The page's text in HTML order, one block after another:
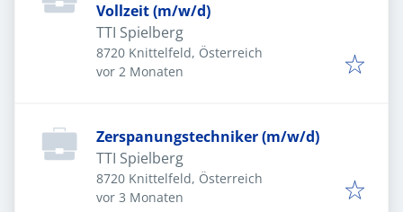
Vollzeit (m/w/d)
TTI Spielberg
8720 Knittelfeld, Österreich
Veröffentlicht:
vor 2 Monaten
Zerspanungstechniker (m/w/d)
TTI Spielberg
8720 Knittelfeld, Österreich
Veröffentlicht:
vor 3 Monaten